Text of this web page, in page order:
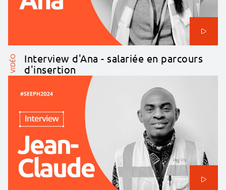
VIDÉO
Interview d'Ana - salariée en parcours
d'insertion